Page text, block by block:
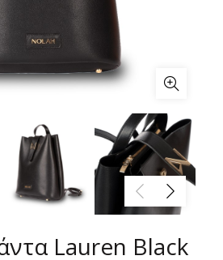
Lauren Black